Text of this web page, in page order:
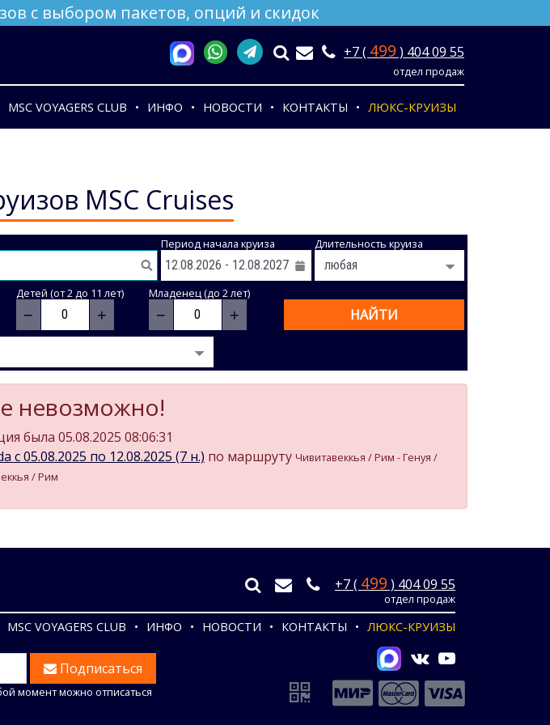
с выбором пакетов, опций и скидок
+7 ( 499 ) 404 09 55
отдел продаж
MSC VOYAGERS CLUB ИНФО НОВОСТИ КОНТАКТЫ ЛЮКС-КРУИЗЫ
MSC Cruises
Период начала круиза Длительность круиза
Детей (от 2 до 11 лет)
− +
Младенец (до 2 лет)
− + НАЙТИ
невозможно!
была 05.08.2025 08:06:31
05.08.2025 по 12.08.2025 (7 н.) по маршруту Чивитавеккья / Рим - Генуя /
/ Рим
+7 ( 499 ) 404 09 55
отдел продаж
MSC VOYAGERS CLUB ИНФО НОВОСТИ КОНТАКТЫ ЛЮКС-КРУИЗЫ
Подписаться
момент можно отписаться